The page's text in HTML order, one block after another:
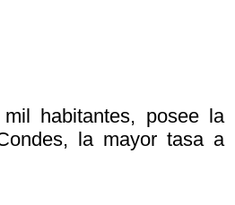
habitantes, posee la
la mayor tasa a